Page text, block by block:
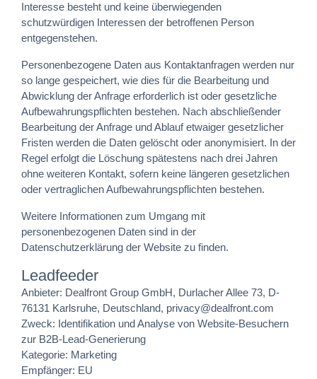
Interesse besteht und keine überwiegenden
schutzwürdigen Interessen der betroffenen Person
entgegenstehen.
Personenbezogene Daten aus Kontaktanfragen werden nur
so lange gespeichert, wie dies für die Bearbeitung und
Abwicklung der Anfrage erforderlich ist oder gesetzliche
Aufbewahrungspflichten bestehen. Nach abschließender
Bearbeitung der Anfrage und Ablauf etwaiger gesetzlicher
Fristen werden die Daten gelöscht oder anonymisiert. In der
Regel erfolgt die Löschung spätestens nach drei Jahren
ohne weiteren Kontakt, sofern keine längeren gesetzlichen
oder vertraglichen Aufbewahrungspflichten bestehen.
Weitere Informationen zum Umgang mit
personenbezogenen Daten sind in der
Datenschutzerklärung der Website zu finden.
Leadfeeder
Anbieter: Dealfront Group GmbH, Durlacher Allee 73, D-
76131 Karlsruhe, Deutschland, privacy@dealfront.com
Zweck: Identifikation und Analyse von Website-Besuchern
zur B2B-Lead-Generierung
Kategorie: Marketing
Empfänger: EU